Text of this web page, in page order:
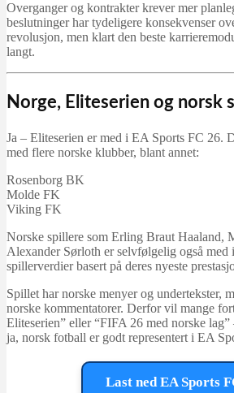
Overganger og kontrakter krever mer
beslutninger har tydeligere konsekvenser
revolusjon, men klart den beste
langt.
Norge, Eliteserien og norsk
Ja – Eliteserien er med i EA Sports FC 26.
med flere norske klubber, blant annet:
Rosenborg BK
Molde FK
Viking FK
Norske spillere som Erling Braut Haaland,
Alexander Sørloth er selvfølgelig også med
spillerverdier basert på deres nyeste
Spillet har norske menyer og undertekster,
norske kommentatorer. Derfor vil mange
Eliteserien” eller “FIFA 26 med norske
ja, norsk fotball er godt representert i EA
Last ned EA Sports